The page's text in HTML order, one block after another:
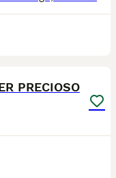
PRECIOSO